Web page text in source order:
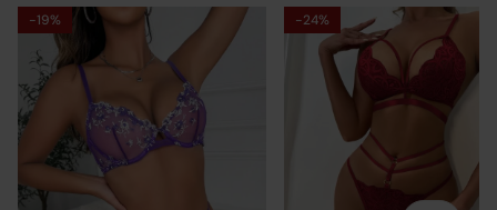
-19% -24%
Commerce spółka z ograniczoną odpowiedzialnością.
– nie jest stroną umowy sprzedaży zawieranej z
Klientem (konsumentem).
Sprzedawcami są niezależni przedsiębiorcy
współpracujący z operatorem Platformy i korzystający
z niej w celu oferowania swoich produktów.